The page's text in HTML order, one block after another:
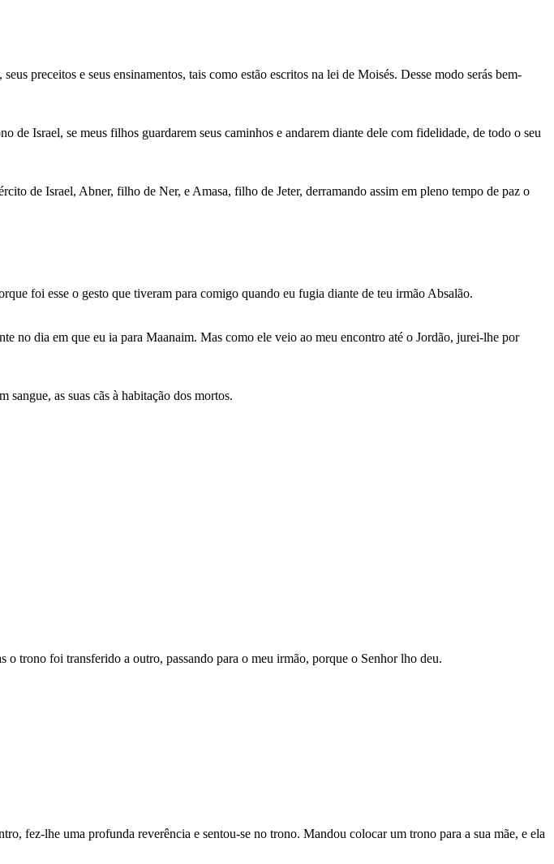
preceitos e seus ensinamentos, tais como estão escritos na lei de Moisés. Desse modo serás bem-
de Israel, se meus filhos guardarem seus caminhos e andarem diante dele com fidelidade, de todo o seu
de Israel, Abner, filho de Ner, e Amasa, filho de Jeter, derramando assim em pleno tempo de paz o
foi esse o gesto que tiveram para comigo quando eu fugia diante de teu irmão Absalão.
no dia em que eu ia para Maanaim. Mas como ele veio ao meu encontro até o Jordão, jurei-lhe por
sangue, as suas cãs à habitação dos mortos.
trono foi transferido a outro, passando para o meu irmão, porque o Senhor lho deu.
fez-lhe uma profunda reverência e sentou-se no trono. Mandou colocar um trono para a sua mãe, e ela